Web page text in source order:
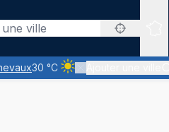
30 °C
Ciel clair - quasiment